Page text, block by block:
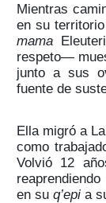
Mientras
en su
mama
respeto—
junto a sus
fuente de
Ella migró a
como
Volvió 12
en su q’epia